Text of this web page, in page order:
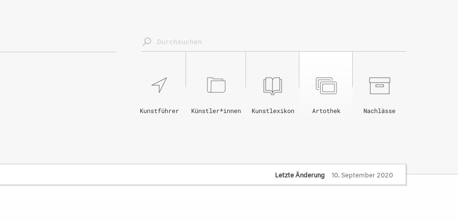
Nachlässe
Artothek
Kunstlexikon
Künstler*innen
Kunstführer
Letzte Änderung 10. September 2020